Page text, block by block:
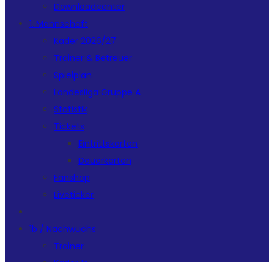
Downloadcenter
1. Mannschaft
Kader 2026/27
Trainer & Betreuer
Spielplan
Landesliga Gruppe A
Statistik
Tickets
Eintrittskarten
Dauerkarten
Fanshop
Liveticker
1b / Nachwuchs
Trainer